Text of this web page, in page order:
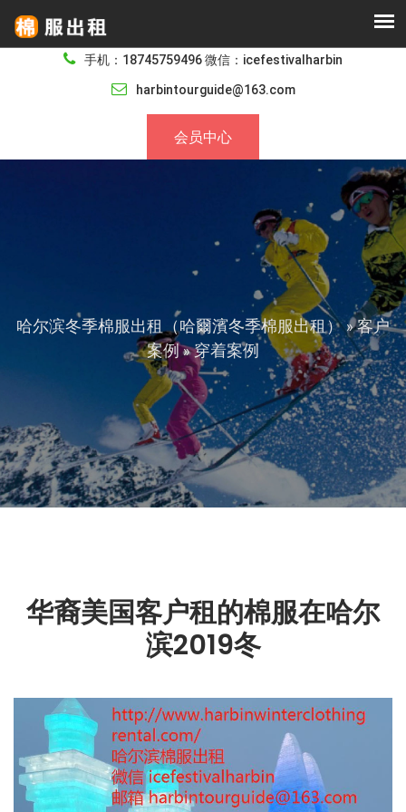
手机：18745759496 微信：icefestivalharbin
harbintourguide@163.com
会员中心
哈尔滨冬季棉服出租（哈爾濱冬季棉服出租）»客户
案例»穿着案例
华裔美国客户租的棉服在哈尔
滨2019冬